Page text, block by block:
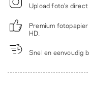
Upload foto's direct
Premium
HD.
Snel en eenvoudig